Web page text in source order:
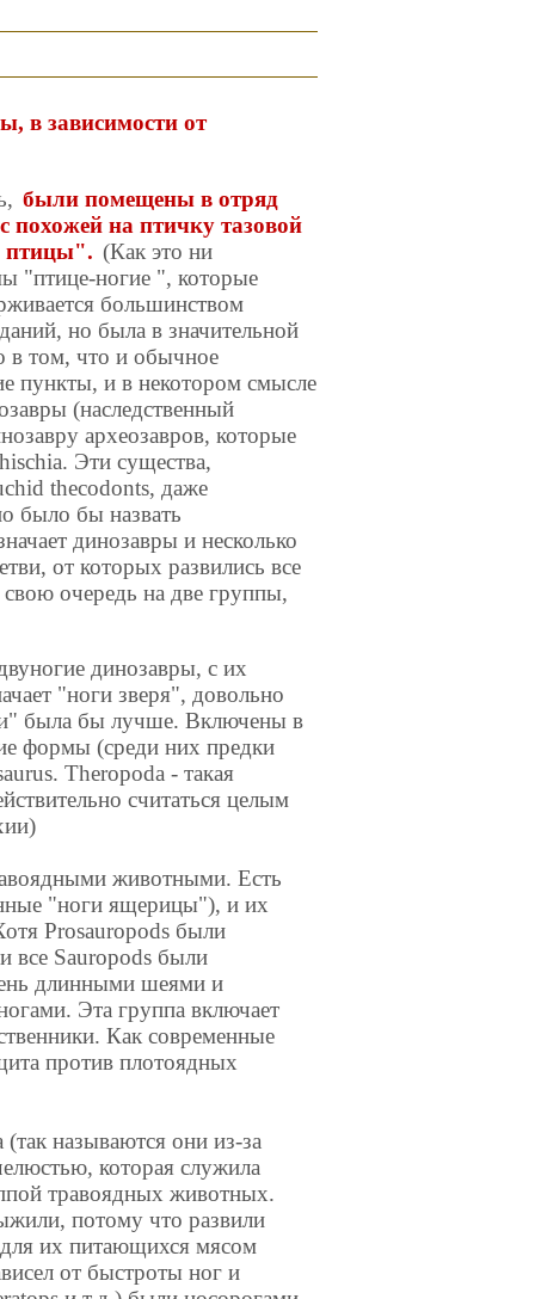
в зависимости от
были помещены в отряд
на птичку тазовой
птицы". (Как это ни
"птице-ногие ", которые
большинством
но была в значительной
в том, что и обычное
пункты, и в некотором смысле
(наследственный
археозавров, которые
Эти существа,
thecodonts, даже
было бы назвать
динозавры и несколько
от которых развились все
очередь на две группы,
динозавры, с их
"ноги зверя", довольно
была бы лучше. Включены в
формы (среди них предки
Theropoda - такая
считаться целым
животными. Есть
"ноги ящерицы"), и их
Prosauropods были
все Sauropods были
длинными шеями и
Эта группа включает
Как современные
против плотоядных
называются они из-за
которая служила
травоядных животных.
потому что развили
для их питающихся мясом
от быстроты ног и